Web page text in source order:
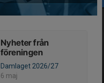
Nyheter från
föreningen
Damlaget 2026/27
6 maj